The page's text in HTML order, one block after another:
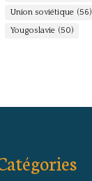
Union soviétique (56)
Yougoslavie (50)